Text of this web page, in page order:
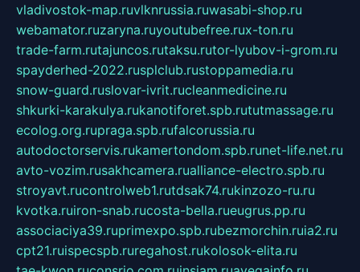
vladivostok-map.ruvlknrussia.ruwasabi-shop.ru
webamator.ruzaryna.ruyoutubefree.rux-ton.ru
trade-farm.rutajuncos.rutaksu.rutor-lyubov-i-grom.ru
spayderhed-2022.rusplclub.rustoppamedia.ru
snow-guard.ruslovar-ivrit.rucleanmedicine.ru
shkurki-karakulya.rukanotiforet.spb.rututmassage.ru
ecolog.org.rupraga.spb.rufalcorussia.ru
autodoctorservis.rukamertondom.spb.runet-life.net.ru
avto-vozim.rusakhcamera.rualliance-electro.spb.ru
stroyavt.rucontrolweb1.rutdsak74.rukinzozo-ru.ru
kvotka.ruiron-snab.rucosta-bella.rueugrus.pp.ru
associaciya39.ruprimexpo.spb.rubezmorchin.ruia2.ru
cpt21.ruispecspb.ruregahost.rukolosok-elita.ru